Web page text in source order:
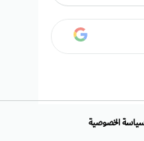
الخصوصية